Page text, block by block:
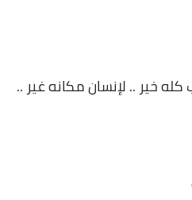
خير .. لإنسان مكانه غير ..